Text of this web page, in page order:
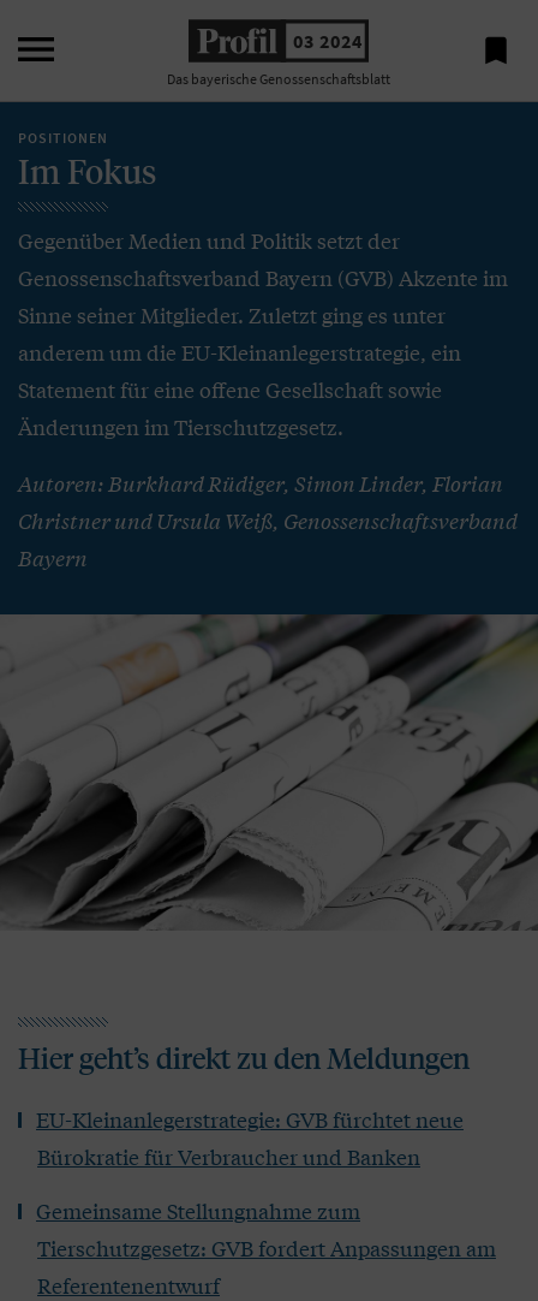
 03 2024
Das bayerische Genossenschaftsblatt

POSITIONEN
Im Fokus
Gegenüber Medien und Politik setzt der
Genossenschaftsverband Bayern (GVB) Akzente im
Sinne seiner Mitglieder. Zuletzt ging es unter
anderem um die EU-Kleinanlegerstrategie, ein
Statement für eine offene Gesellschaft sowie
Änderungen im Tierschutzgesetz.
Autoren: Burkhard Rüdiger, Simon Linder, Florian
Christner und Ursula Weiß, Genossenschaftsverband
Bayern
Hier geht’s direkt zu den Meldungen
EU-Kleinanlegerstrategie: GVB fürchtet neue
Bürokratie für Verbraucher und Banken
Gemeinsame Stellungnahme zum
Tierschutzgesetz: GVB fordert Anpassungen am
Referentenentwurf